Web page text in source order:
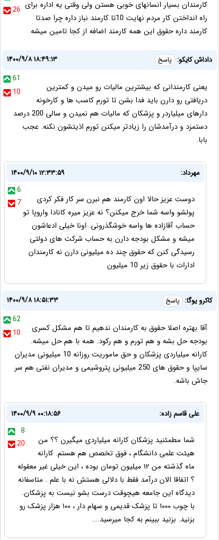
26 کارمندان بسیار انسانهای خوبی هستن ولی وقتی یه اداره برای
راه انداختن کار مردم نهایت 10تا کارمند نباز داره چرا صدتا
کارمند داره حقوق این همه کارمند اضافه از کجا تامین میشه
داداش کایکو: پاسخ
۱۴۰۰/۹/۸ ۱۸:۴۹:۱۳
61
10
یعنی کارمندانی که بیشترین مالیات رو میدن و کمترین
دریافتی رو دارن باید فدا بشن تا تورم کاسب ها و کارخونه
دارهای میلیاردر و پزشکان که مالیات هم نمیدن و سالی 200 درصد
دستمزد و درآمدشان را زیادتر میکنن تورم اذیتشون نکنه. عجب
بابا.
مهرداد:
۱۴۰۰/۹/۱۰ ۱۲:۳۳:۵۹
6
7
دوست عزیز حالا اون کارمند هم نبرن سر کار فکر کردی
پولشو واسه شما خرج میکنن؟ نه عزیز میره کانادا واروپا تو
حساب آقازاده ها واسه خوشگذرونی. اونا خیلی ادعاشون
میشه و مشکل بودجه دارن به حساب شرکت های دولتی
رسیدگی کنن که حقوق چند ده میلیونی دارن نه کارمندان
ادارات با حقوق زیر 10 میلیون
کاکرو یوگا: پاسخ
۱۴۰۰/۹/۸ ۱۸:۵۱:۳۳
62
10
آقا بهتره اصلا حقوق به کارمندان ندهیم تا هم مشکل کسری
بودجه حل بشه و هم تورم و هم رکود. همه با هم حل میشه.
کارانه میلیاردی پزشکان و حق ماموریت روزانه 10 میلیونی مدیران
سایپا و حقوق های 250 میلیونی پتروشیمی و مدیران نفتی هم سر
جاش باشه.
علی قاسم زاده:
۱۴۰۰/۹/۹ ۰۰:۱۸:۵۶
8
20
شما مطمئنید پزشکان کارانه میلیاردی میگیرن ؟؟ من
هیئت علمی دانشگام ، فوق تخصص هم هستم. کارانه
ماه گذشته من ۱۲ میلیون تومان بوده ، این خیلی غیر معقوله
؟ اتفاقا الان درآمد فقط با دلالی هستش نه با علم . متاسفانه
دیدگاه این جامعه هیچوقت درست بشو نیست به پزشکان.
با چوب ۱۰۰۰ تا پزشک قدیمی و سهام دار ، ۱۰۰ هزار پزشک رو
بزنید‌. بزنید ببینم به کجا میرسید....